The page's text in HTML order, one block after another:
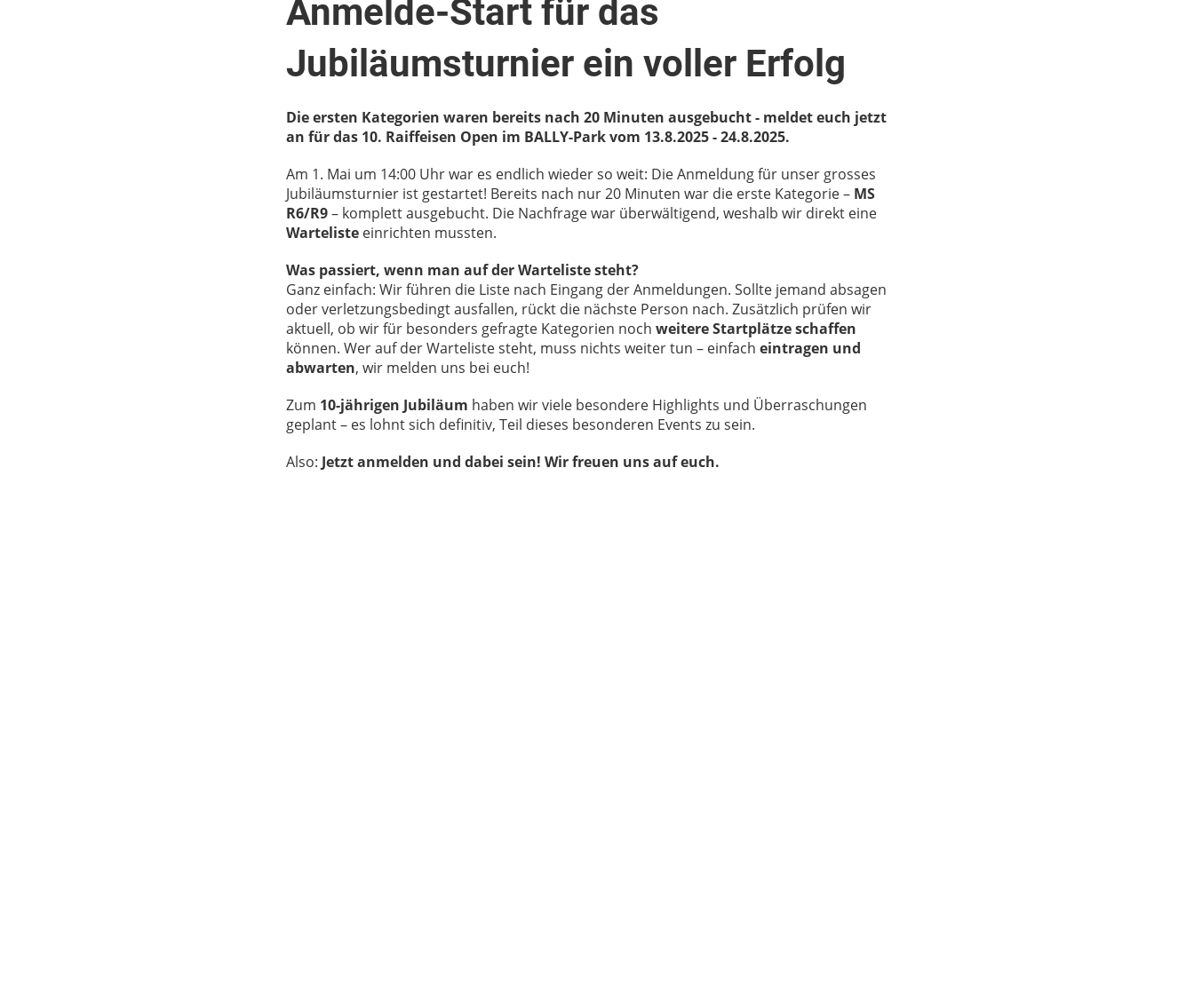
Anmelde-Start für das
Jubiläumsturnier ein voller Erfolg
Die ersten Kategorien waren bereits nach 20 Minuten ausgebucht - meldet euch jetzt
an für das 10. Raiffeisen Open im BALLY-Park vom 13.8.2025 - 24.8.2025.
Am 1. Mai um 14:00 Uhr war es endlich wieder so weit: Die Anmeldung für unser grosses
Jubiläumsturnier ist gestartet! Bereits nach nur 20 Minuten war die erste Kategorie – MS
R6/R9– komplett ausgebucht. Die Nachfrage war überwältigend, weshalb wir direkt eine
Wartelisteeinrichten mussten.
Was passiert, wenn man auf der Warteliste steht?
Ganz einfach: Wir führen die Liste nach Eingang der Anmeldungen. Sollte jemand absagen
oder verletzungsbedingt ausfallen, rückt die nächste Person nach. Zusätzlich prüfen wir
aktuell, ob wir für besonders gefragte Kategorien noch weitere Startplätze schaffen
können. Wer auf der Warteliste steht, muss nichts weiter tun – einfach eintragen und
abwarten, wir melden uns bei euch!
Zum 10-jährigen Jubiläum haben wir viele besondere Highlights und Überraschungen
geplant – es lohnt sich definitiv, Teil dieses besonderen Events zu sein.
Also: Jetzt anmelden und dabei sein! Wir freuen uns auf euch.